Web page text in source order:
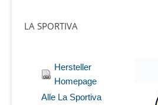
LA SPORTIVA
Hersteller
Homepage
Alle La Sportiva